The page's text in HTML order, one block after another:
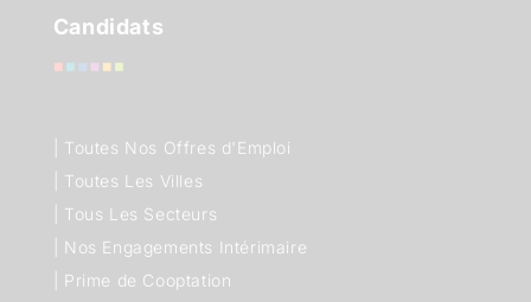
Candidats
Toutes Nos Offres d'Emploi
Toutes Les Villes
Tous Les Secteurs
Nos Engagements Intérimaire
Prime de Cooptation